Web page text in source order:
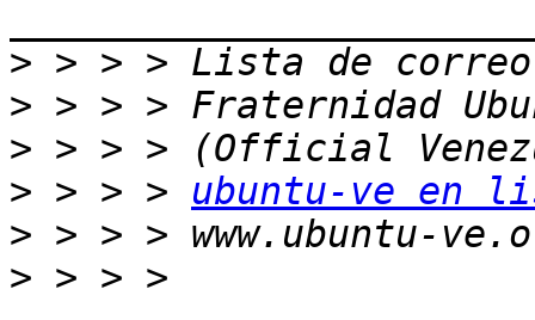
>
>
>
> > > > ubuntu-ve en
>
> > > >